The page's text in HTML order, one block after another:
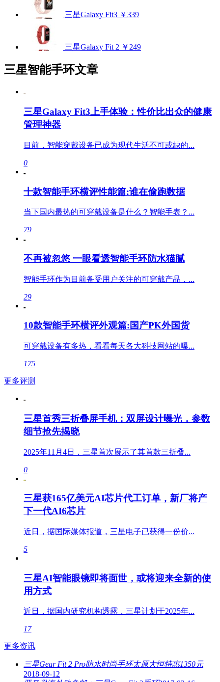
三星Galaxy Fit3 ￥339
三星Galaxy Fit 2 ￥249
三星智能手环文章
三星Galaxy Fit3上手体验：性价比出众的健康
管理神器
目前，智能穿戴设备已成为现代生活不可或缺的...
0
十款智能手环横评性能篇:谁在偷跑数据
当下国内最热的可穿戴设备是什么？智能手表？...
79
不再被忽悠 一眼看透智能手环防水猫腻
智能手环作为目前备受用户关注的可穿戴产品，...
29
10款智能手环横评外观篇:国产PK外国货
可穿戴设备有多热，看看每天各大科技网站的曝...
175
更多评测
三星首秀三折叠屏手机：双屏设计曝光，参数
细节抢先揭晓
2025年11月4日，三星首次展示了其首款三折叠...
0
三星获165亿美元AI芯片代工订单，新厂将产
下一代AI6芯片
近日，据国际媒体报道，三星电子已获得一份价...
5
三星AI智能眼镜即将面世，或将迎来全新的使
用方式
近日，据国内研究机构透露，三星计划于2025年...
17
更多资讯
三星Gear Fit 2 Pro防水时尚手环太原大恒特惠1350元
2018-09-12